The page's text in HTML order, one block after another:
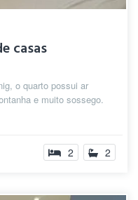
casas
o quarto possui ar
e muito sossego.
2 2